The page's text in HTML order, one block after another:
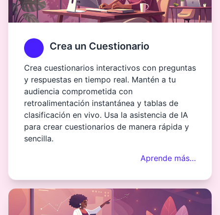
Crea un Cuestionario
Crea cuestionarios interactivos con preguntas
y respuestas en tiempo real. Mantén a tu
audiencia comprometida con
retroalimentación instantánea y tablas de
clasificación en vivo. Usa la asistencia de IA
para crear cuestionarios de manera rápida y
sencilla.
Aprende más…